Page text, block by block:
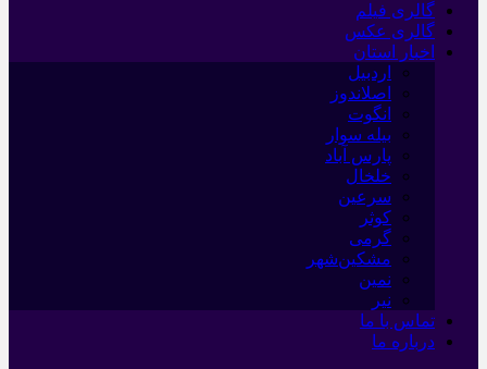
گالری فیلم
گالری عکس
اخبار استان
اردبیل
اصلاندوز
انگوت
بیله سوار
پارس آباد
خلخال
سرعین
کوثر
گرمی
مشکین‌شهر
نمین
نیر
تماس با ما
درباره ما